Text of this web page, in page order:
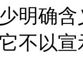
明确
不以